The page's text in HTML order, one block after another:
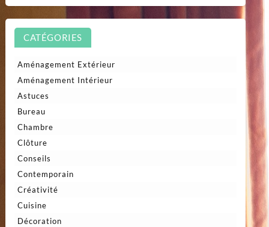
CATÉGORIES
Aménagement Extérieur
Aménagement Intérieur
Astuces
Bureau
Chambre
Clôture
Conseils
Contemporain
Créativité
Cuisine
Décoration